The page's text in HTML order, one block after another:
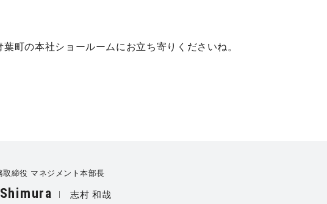
町の本社ショールームにお立ち寄りくださいね。
取締役 マネジメント本部長
志村 和哉